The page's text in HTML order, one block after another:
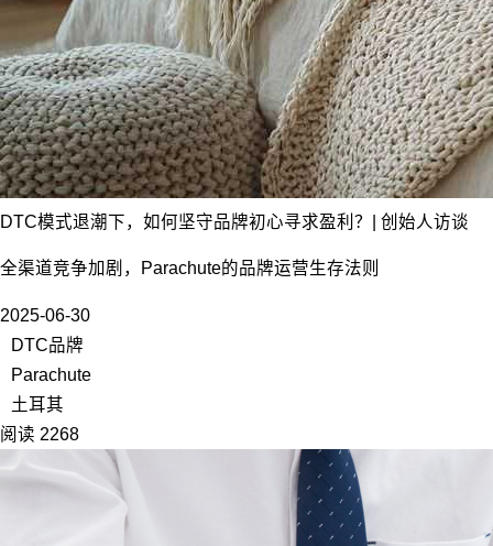
DTC模式退潮下，如何坚守品牌初心寻求盈利？| 创始人访谈
全渠道竞争加剧，Parachute的品牌运营生存法则
2025-06-30
DTC品牌
Parachute
土耳其
阅读 2268